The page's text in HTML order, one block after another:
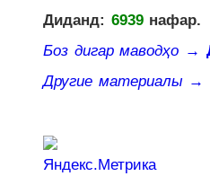
Диданд: 6939нафар.
Боз дигар маводҳо →
Другие материалы →